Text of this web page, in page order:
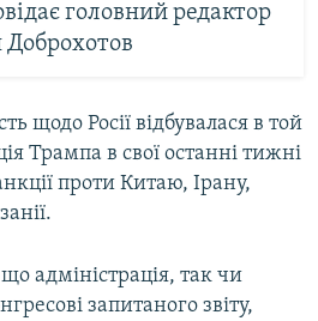
головний редактор
щодо Росії відбувалася в той
Трампа в свої останні тижні
проти Китаю, Ірану,
адміністрація, так чи
запитаного звіту,